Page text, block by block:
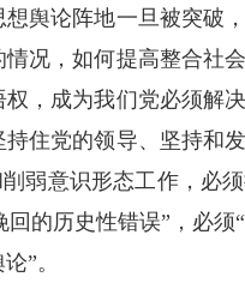
舆论阵地一旦被突破
况，如何提高整合社
，成为我们党必须解
住党的领导、坚持和
弱意识形态工作，必
的历史性错误”，必须
”。